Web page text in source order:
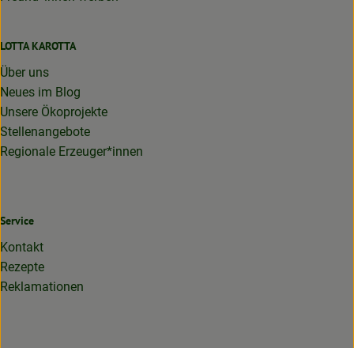
LOTTA KAROTTA
Über uns
Neues im Blog
Unsere Ökoprojekte
Stellenangebote
Regionale Erzeuger*innen
Service
Kontakt
Rezepte
Reklamationen